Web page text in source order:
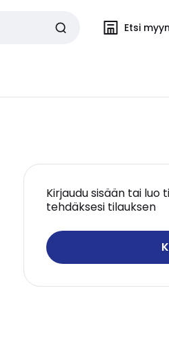
Etsi
Kirjaudu sisään tai luo
tehdäksesi tilauksen